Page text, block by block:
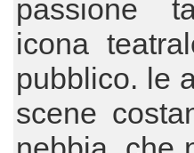
passione
icona
pubblico. le
scene